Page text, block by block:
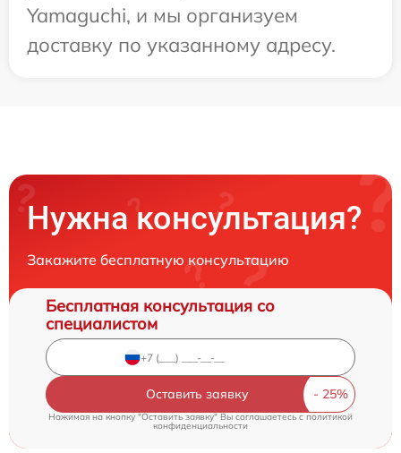
Yamaguchi, и мы организуем
доставку по указанному адресу.
Нужна консультация?
Закажите бесплатную консультацию
Бесплатная консультация со
специалистом
Оставить заявку
Нажимая на кнопку "Оставить заявку" Вы соглашаетесь c политикой
конфиденциальности